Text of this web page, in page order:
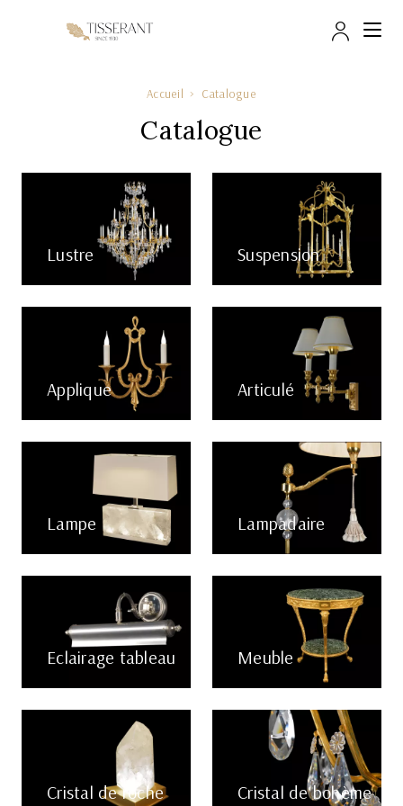
Accueil Catalogue
Catalogue
Lustre Suspension
Applique Articulé
Lampe Lampadaire
Eclairage tableau Meuble
Cristal de roche Cristal de bohème